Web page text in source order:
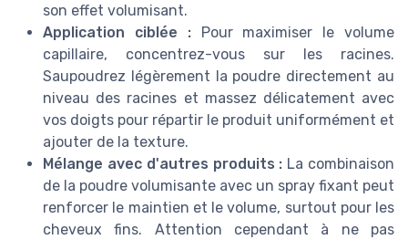
son effet volumisant.
Application ciblée :Pour maximiser le volume
capillaire, concentrez-vous sur les racines.
Saupoudrez légèrement la poudre directement au
niveau des racines et massez délicatement avec
vos doigts pour répartir le produit uniformément et
ajouter de la texture.
Mélange avec d'autres produits : La combinaison
de la poudre volumisante avec un spray fixant peut
renforcer le maintien et le volume, surtout pour les
cheveux fins. Attention cependant à ne pas